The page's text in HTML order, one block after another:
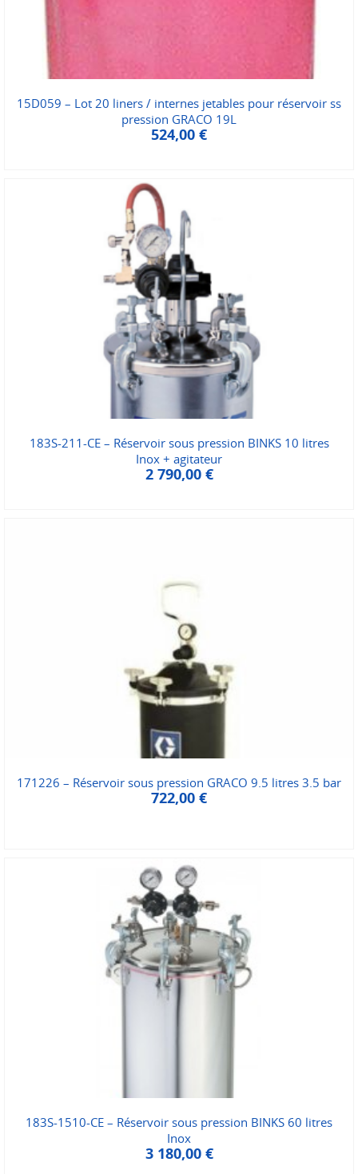
15D059 – Lot 20 liners / internes jetables pour réservoir ss
pression GRACO 19L
524,00 €
183S-211-CE – Réservoir sous pression BINKS 10 litres
Inox + agitateur
2 790,00 €
171226 – Réservoir sous pression GRACO 9.5 litres 3.5 bar
722,00 €
183S-1510-CE – Réservoir sous pression BINKS 60 litres
Inox
3 180,00 €